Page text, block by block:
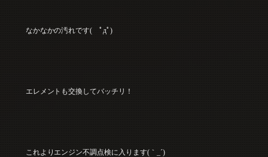
なかなかの汚れです( ﾟдﾟ)
エレメントも交換してバッチリ！
これよりエンジン不調点検に入ります(｀_´)ゞ